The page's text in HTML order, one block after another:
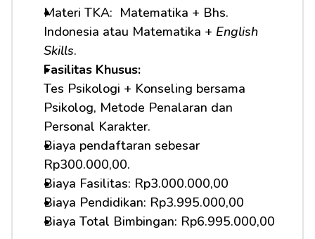
Materi TKA:  Matematika + Bhs.
Indonesia atau Matematika + English
Skills.
Fasilitas Khusus:
Tes Psikologi + Konseling bersama
Psikolog, Metode Penalaran dan
Personal Karakter.
Biaya pendaftaran sebesar
Rp300.000,00.
Biaya Fasilitas: Rp3.000.000,00
Biaya Pendidikan: Rp3.995.000,00
Biaya Total Bimbingan: Rp6.995.000,00